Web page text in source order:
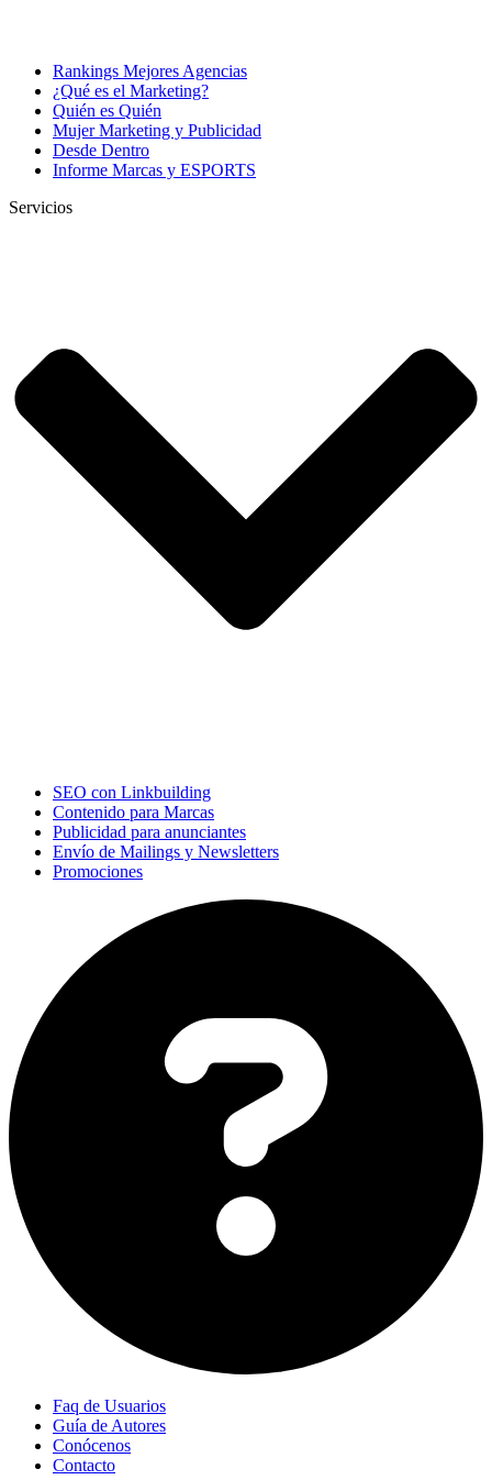
Rankings Mejores Agencias
¿Qué es el Marketing?
Quién es Quién
Mujer Marketing y Publicidad
Desde Dentro
Informe Marcas y ESPORTS
Servicios
SEO con Linkbuilding
Contenido para Marcas
Publicidad para anunciantes
Envío de Mailings y Newsletters
Promociones
Faq de Usuarios
Guía de Autores
Conócenos
Contacto